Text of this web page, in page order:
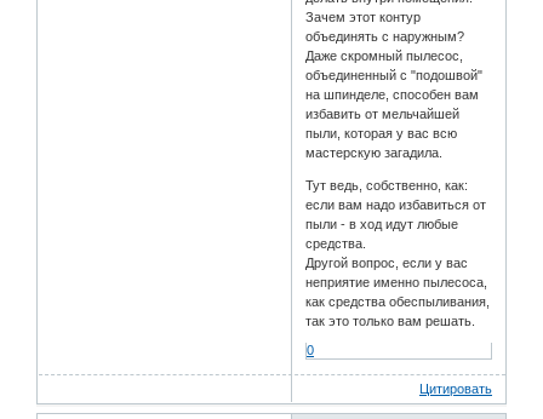
Зачем этот контур
объединять с наружным?
Даже скромный пылесос,
объединенный с "подошвой"
на шпинделе, способен вам
избавить от мельчайшей
пыли, которая у вас всю
мастерскую загадила.
Тут ведь, собственно, как:
если вам надо избавиться от
пыли - в ход идут любые
средства.
Другой вопрос, если у вас
неприятие именно пылесоса,
как средства обеспыливания,
так это только вам решать.
0
Цитировать